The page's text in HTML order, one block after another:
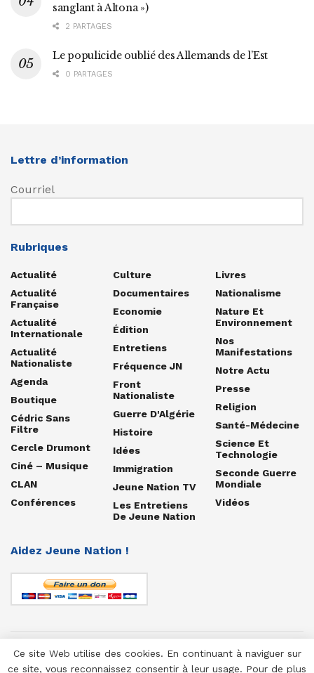
sanglant à Altona »)
2 PARTAGES
Le populicide oublié des Allemands de l’Est
0 PARTAGES
Lettre d’information
Courriel
Rubriques
Actualité
Actualité
Française
Actualité
Internationale
Actualité
Nationaliste
Agenda
Boutique
Cédric Sans
Filtre
Cercle Drumont
Ciné – Musique
CLAN
Conférences
Culture
Documentaires
Economie
Édition
Entretiens
Fréquence JN
Front
Nationaliste
Guerre D'Algérie
Histoire
Idées
Immigration
Jeune Nation TV
Les Entretiens
De Jeune Nation
Livres
Nationalisme
Nature Et
Environnement
Nos
Manifestations
Notre Actu
Presse
Religion
Santé-Médecine
Science Et
Technologie
Seconde Guerre
Mondiale
Vidéos
Aidez Jeune Nation !
© 1958-2025 Jeune Nation
Ce site Web utilise des cookies. En continuant à naviguer sur
ce site, vous reconnaissez consentir à leur usage. Pour de plus